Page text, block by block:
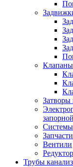
Клапаны
Затворы
запорной
Системы
Вентили
Трубы